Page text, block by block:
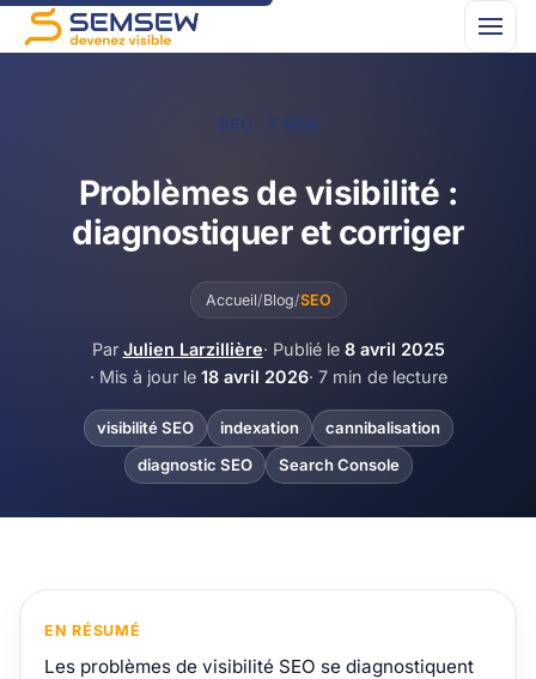
SEO · 7 MIN
Problèmes de visibilité :
diagnostiquer et corriger
Accueil/Blog/SEO
Par Julien Larzillière· Publié le 8 avril 2025
· Mis à jour le 18 avril 2026· 7 min de lecture
visibilité SEO indexation
cannibalisation
diagnostic SEO
Search Console
EN RÉSUMÉ
Les problèmes de visibilité SEO se diagnostiquent